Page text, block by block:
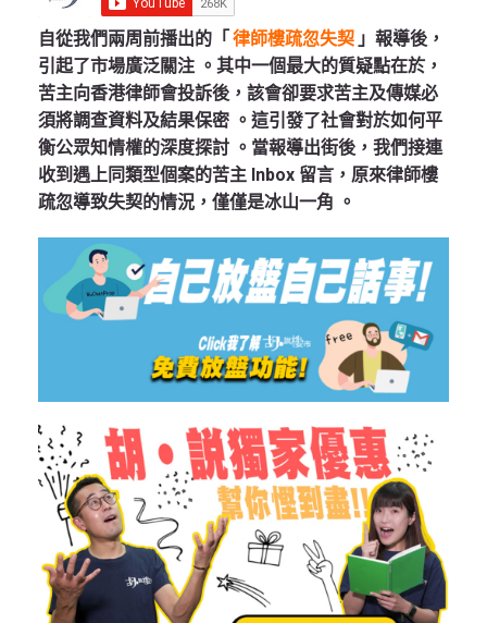
自從我們兩周前播出的「 律師樓疏忽失契 」報導後，
引起了市場廣泛關注 。其中一個最大的質疑點在於，
苦主向香港律師會投訴後，該會卻要求苦主及傳媒必
須將調查資料及結果保密 。這引發了社會對於如何平
衡公眾知情權的深度探討 。當報導出街後，我們接連
收到遇上同類型個案的苦主 Inbox 留言，原來律師樓
疏忽導致失契的情況，僅僅是冰山一角 。